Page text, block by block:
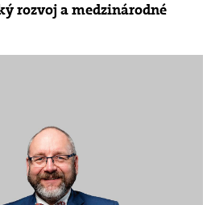
rozvoj a medzinárodné